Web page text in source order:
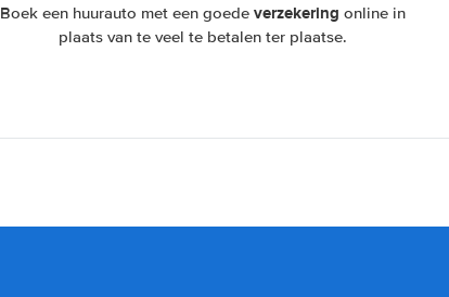
Boek een huurauto met een goede verzekering online in
plaats van te veel te betalen ter plaatse.